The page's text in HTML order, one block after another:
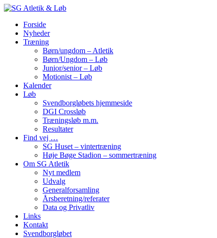
Forside
Nyheder
Træning
Børn/ungdom – Atletik
Børn/Ungdom – Løb
Junior/senior – Løb
Motionist – Løb
Kalender
Løb
Svendborgløbets hjemmeside
DGI Crossløb
Træningsløb m.m.
Resultater
Find vej …
SG Huset – vintertræning
Høje Bøge Stadion – sommertræning
Om SG Atletik
Nyt medlem
Udvalg
Generalforsamling
Årsberetning/referater
Data og Privatliv
Links
Kontakt
Svendborgløbet